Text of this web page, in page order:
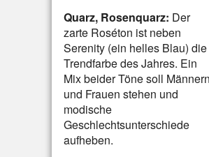
Quarz, Rosenquarz: Der
zarte Roséton ist neben
Serenity (ein helles Blau) die
Trendfarbe des Jahres. Ein
Mix beider Töne soll Männern
und Frauen stehen und
modische
Geschlechtsunterschiede
aufheben.